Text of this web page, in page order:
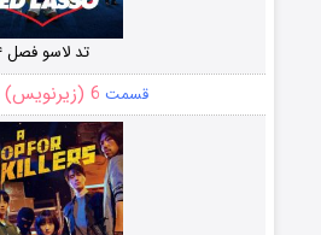
تد لاسو فصل ۴
قسمت 6 (زیرنویس)